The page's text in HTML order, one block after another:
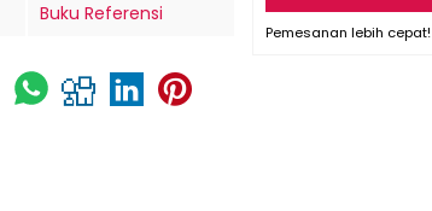
Buku Referensi
Pemesanan lebih cepat!